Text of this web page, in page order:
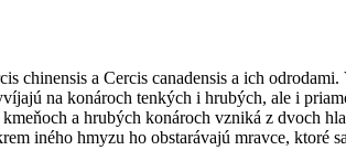
chinensis a Cercis canadensis a ich
na konároch tenkých i hrubých, ale i
a hrubých konároch vzniká z dvoch
iného hmyzu ho obstarávajú mravce, ktoré